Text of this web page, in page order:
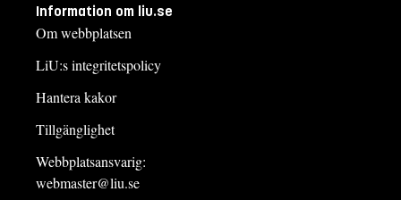
Information om liu.se
Om webbplatsen
LiU:s integritetspolicy
Hantera kakor
Tillgänglighet
Webbplatsansvarig:
webmaster@liu.se